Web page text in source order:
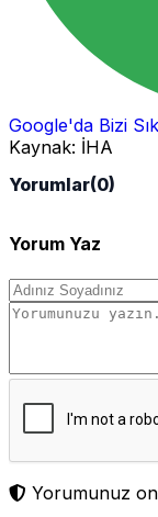
Google'da Bizi
Kaynak: İHA
Yorumlar(0)
Yorum Yaz
Yorumunuz